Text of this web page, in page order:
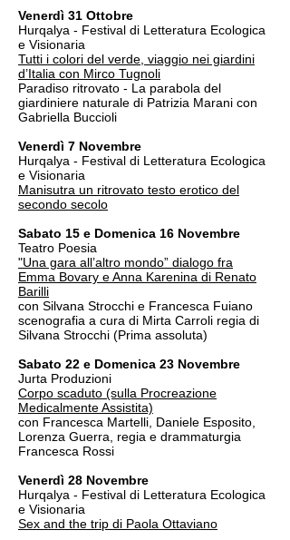
Venerdì 31 Ottobre
Hurqalya - Festival di Letteratura Ecologica
e Visionaria
Tutti i colori del verde, viaggio nei giardini
d’Italia con Mirco Tugnoli
Paradiso ritrovato - La parabola del
giardiniere naturale di Patrizia Marani con
Gabriella Buccioli
Venerdì 7 Novembre
Hurqalya - Festival di Letteratura Ecologica
e Visionaria
Manisutra un ritrovato testo erotico del
secondo secolo
Sabato 15 e Domenica 16 Novembre
Teatro Poesia
"Una gara all’altro mondo” dialogo fra
Emma Bovary e Anna Karenina di Renato
Barilli
con Silvana Strocchi e Francesca Fuiano
scenografia a cura di Mirta Carroli regia di
Silvana Strocchi (Prima assoluta)
Sabato 22 e Domenica 23 Novembre
Jurta Produzioni
Corpo scaduto (sulla Procreazione
Medicalmente Assistita)
con Francesca Martelli, Daniele Esposito,
Lorenza Guerra, regia e drammaturgia
Francesca Rossi
Venerdì 28 Novembre
Hurqalya - Festival di Letteratura Ecologica
e Visionaria
Sex and the trip di Paola Ottaviano